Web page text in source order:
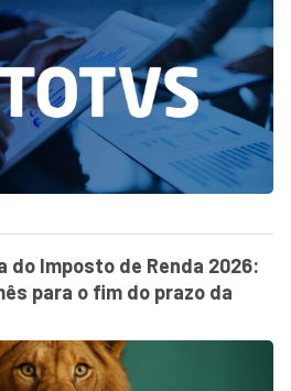
do Imposto de Renda 2026:
para o fim do prazo da